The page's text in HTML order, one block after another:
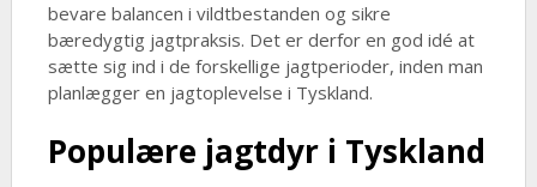
bevare balancen i vildtbestanden og sikre
bæredygtig jagtpraksis. Det er derfor en god idé at
sætte sig ind i de forskellige jagtperioder, inden man
planlægger en jagtoplevelse i Tyskland.
Populære jagtdyr i Tyskland